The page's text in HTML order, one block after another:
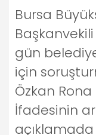
Bursa
gün
için
Özkan
İfadesinin